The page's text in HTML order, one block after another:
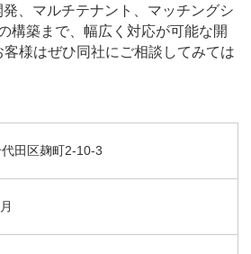
、マルチテナント、マッチングシ
構築まで、幅広く対応が可能な開
様はぜひ同社にご相談してみては
田区麹町2-10-3